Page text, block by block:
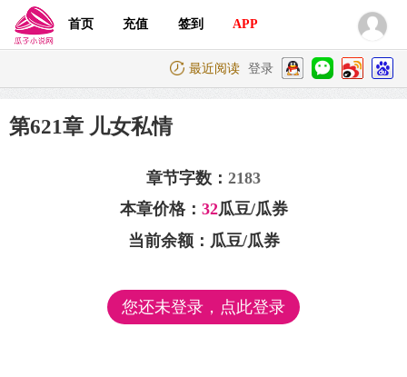
首页 充值 签到 APP
最近阅读 登录
第621章 儿女私情
章节字数： 2183
本章价格： 32瓜豆/瓜券
当前余额： 瓜豆/瓜券
您还未登录，点此登录